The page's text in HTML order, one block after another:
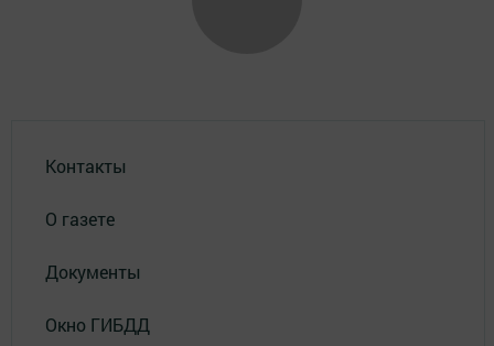
Контакты
О газете
Документы
Окно ГИБДД